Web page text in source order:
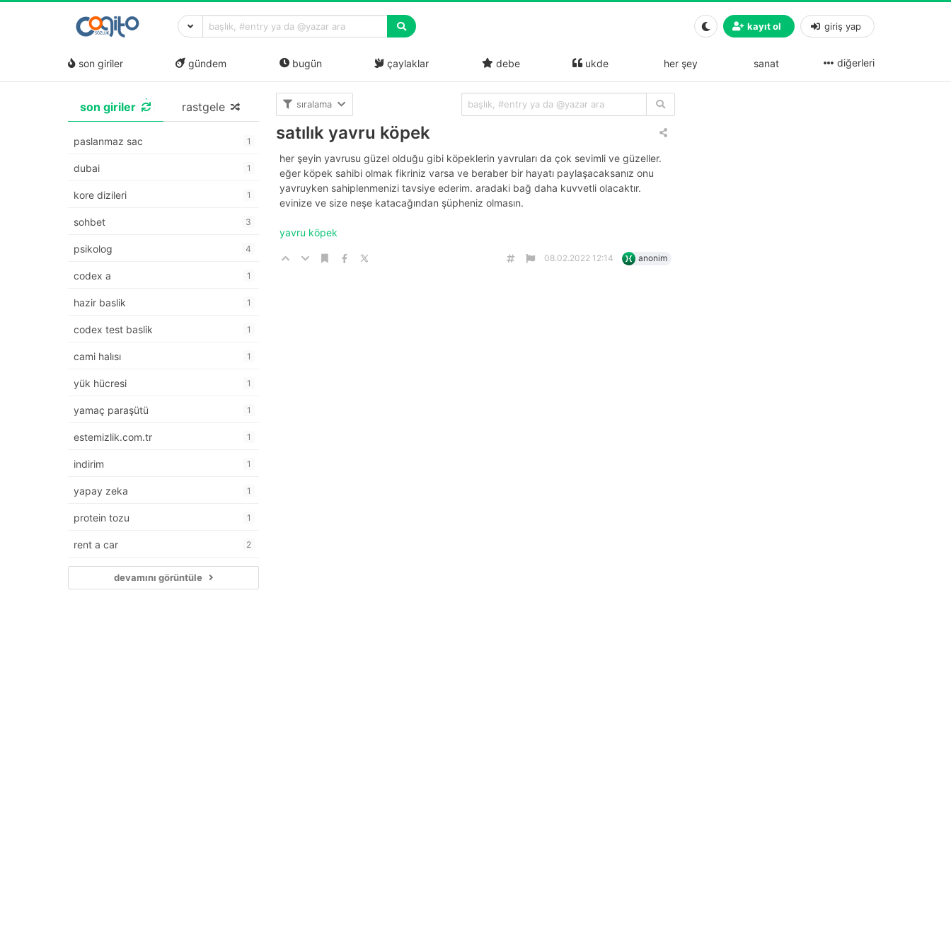
kayıt ol giriş yap
son giriler gündem bugün çaylaklar debe ukde her şey sanat diğerleri
son giriler rastgele
paslanmaz sac 1
dubai 1
kore dizileri 1
sohbet 3
psikolog 4
codex a 1
hazir baslik 1
codex test baslik 1
cami halısı 1
yük hücresi 1
yamaç paraşütü 1
estemizlik.com.tr 1
indirim 1
yapay zeka 1
protein tozu 1
rent a car 2
devamını görüntüle
sıralama
satılık yavru köpek
her şeyin yavrusu güzel olduğu gibi köpeklerin yavruları da çok sevimli ve güzeller.
eğer köpek sahibi olmak fikriniz varsa ve beraber bir hayatı paylaşacaksanız onu
yavruyken sahiplenmenizi tavsiye ederim. aradaki bağ daha kuvvetli olacaktır.
evinize ve size neşe katacağından şüpheniz olmasın.
yavru köpek
08.02.2022 12:14 anonim